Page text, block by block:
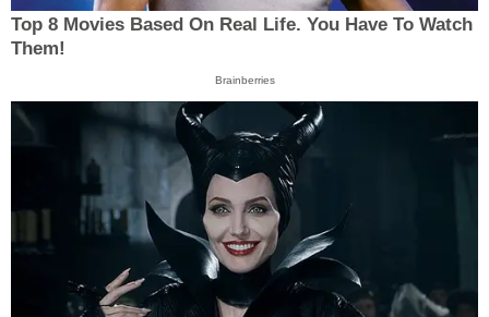
Top 8 Movies Based On Real Life. You Have To Watch
Them!
Brainberries